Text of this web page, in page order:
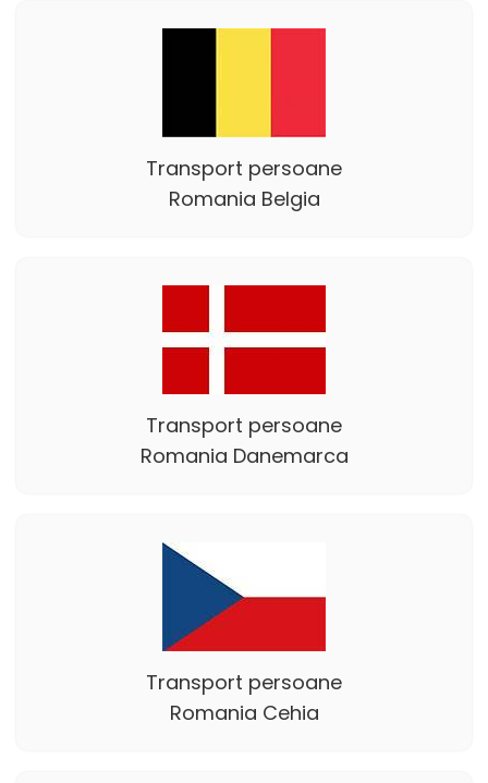
Transport persoane
Romania Belgia
Transport persoane
Romania Danemarca
Transport persoane
Romania Cehia